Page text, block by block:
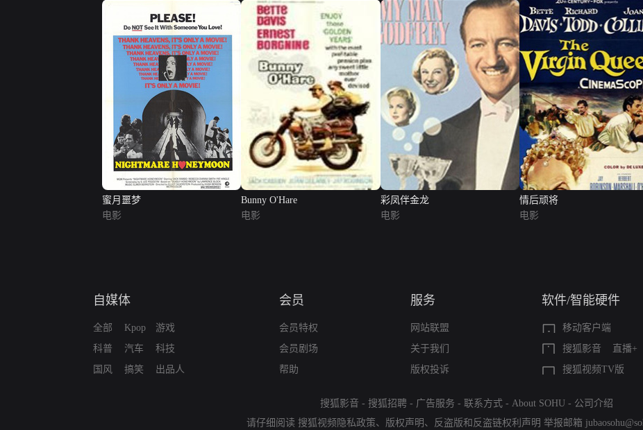
蜜月噩梦
电影
Bunny O'Hare
电影
彩凤伴金龙
电影
情后顽将
电影
自媒体
全部
科普
国风
Kpop
汽车
搞笑
游戏
科技
出品人
会员
会员特权
会员剧场
帮助
服务
网站联盟
关于我们
版权投诉
软件/智能硬件
移动客户端
搜狐影音
直播+
搜狐视频TV版
搜狐影音 - 搜狐招聘 - 广告服务 - 联系方式 - About SOHU - 公司介绍
请仔细阅读 搜狐视频隐私政策、 版权声明 、 反盗版和反盗链权利声明 举报邮箱